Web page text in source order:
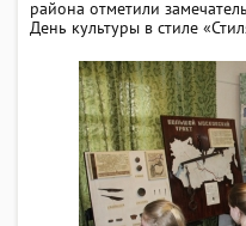
района отметили
День культуры в стиле